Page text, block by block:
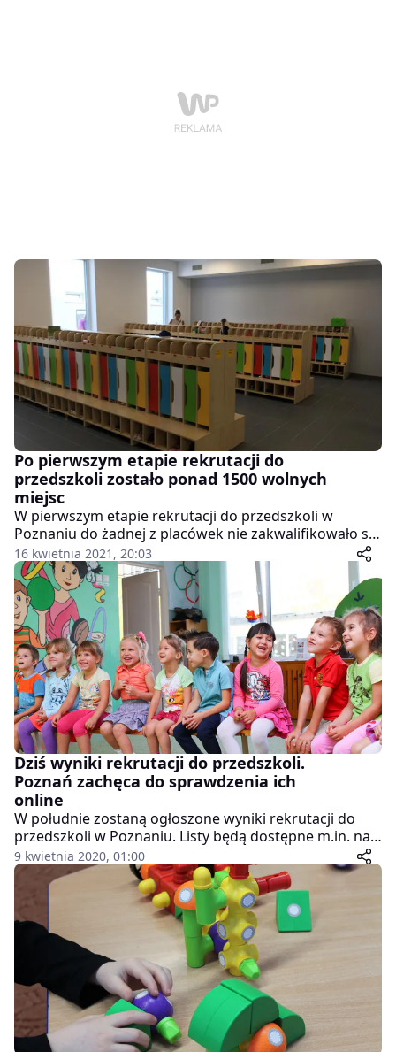
Po pierwszym etapie rekrutacji do
przedszkoli zostało ponad 1500 wolnych
miejsc
W pierwszym etapie rekrutacji do przedszkoli w
Poznaniu do żadnej z placówek nie zakwalifikowało się
374 dzieci. Miejsca z pewnością się jednak znajdą,
ponieważ pozostały aż 1542 wolne.
16 kwietnia 2021, 20:03
Dziś wyniki rekrutacji do przedszkoli.
Poznań zachęca do sprawdzenia ich
online
W południe zostaną ogłoszone wyniki rekrutacji do
przedszkoli w Poznaniu. Listy będą dostępne m.in. na
miejscu w placówkach, jednak Miasto Poznań zachęca,
by sprawdzić je online.
9 kwietnia 2020, 01:00